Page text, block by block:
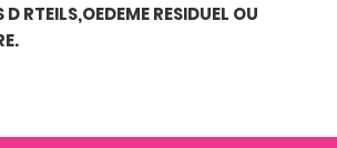
RTEILS,OEDEME RESIDUEL OU